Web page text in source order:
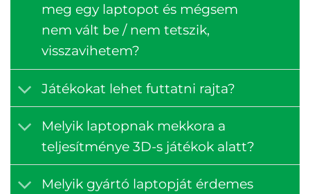
meg egy laptopot és mégsem
nem vált be / nem tetszik,
visszavihetem?
Játékokat lehet futtatni rajta?
Melyik laptopnak mekkora a
teljesítménye 3D-s játékok alatt?
Melyik gyártó laptopját érdemes